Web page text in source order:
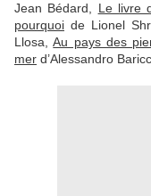
Jean Bédard, Le livre
pourquoi de Lionel
Llosa,Au pays des
mer d’Alessandro